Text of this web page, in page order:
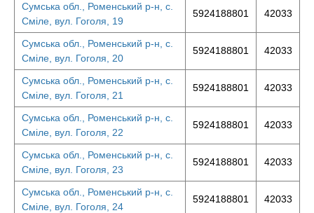
Сумська обл., Роменський р-н, с.
Сміле, вул. Гоголя, 19
5924188801 42033
Сумська обл., Роменський р-н, с.
Сміле, вул. Гоголя, 20
5924188801 42033
Сумська обл., Роменський р-н, с.
Сміле, вул. Гоголя, 21
5924188801 42033
Сумська обл., Роменський р-н, с.
Сміле, вул. Гоголя, 22
5924188801 42033
Сумська обл., Роменський р-н, с.
Сміле, вул. Гоголя, 23
5924188801 42033
Сумська обл., Роменський р-н, с.
Сміле, вул. Гоголя, 24
5924188801 42033